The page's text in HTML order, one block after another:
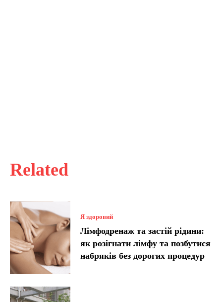
Related
Я здоровий
Лімфодренаж та застій рідини:
як розігнати лімфу та позбутися
набряків без дорогих процедур